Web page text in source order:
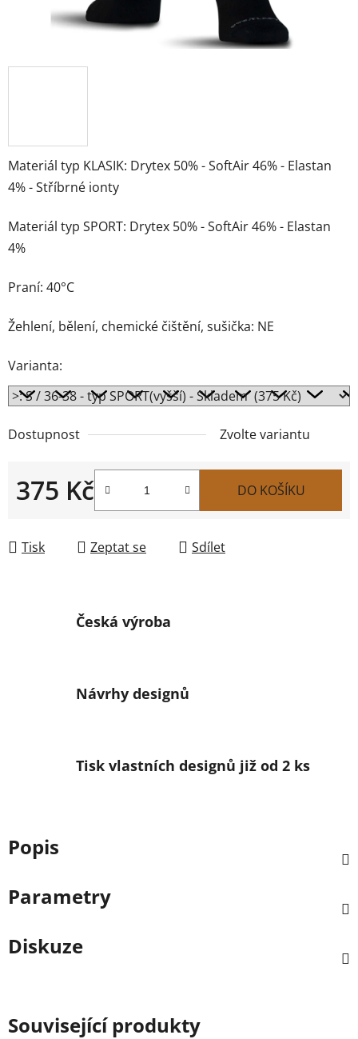
Materiál typ KLASIK: Drytex 50% - SoftAir 46% - Elastan
4% - Stříbrné ionty
Materiál typ SPORT: Drytex 50% - SoftAir 46% - Elastan
4%
Praní: 40°C
Žehlení, bělení, chemické čištění, sušička: NE
Varianta:
Dostupnost Zvolte variantu
375 Kč DO KOŠÍKU
Tisk Zeptat se Sdílet
Česká výroba
Návrhy designů
Tisk vlastních designů již od 2 ks
Popis
Parametry
Diskuze
Související produkty